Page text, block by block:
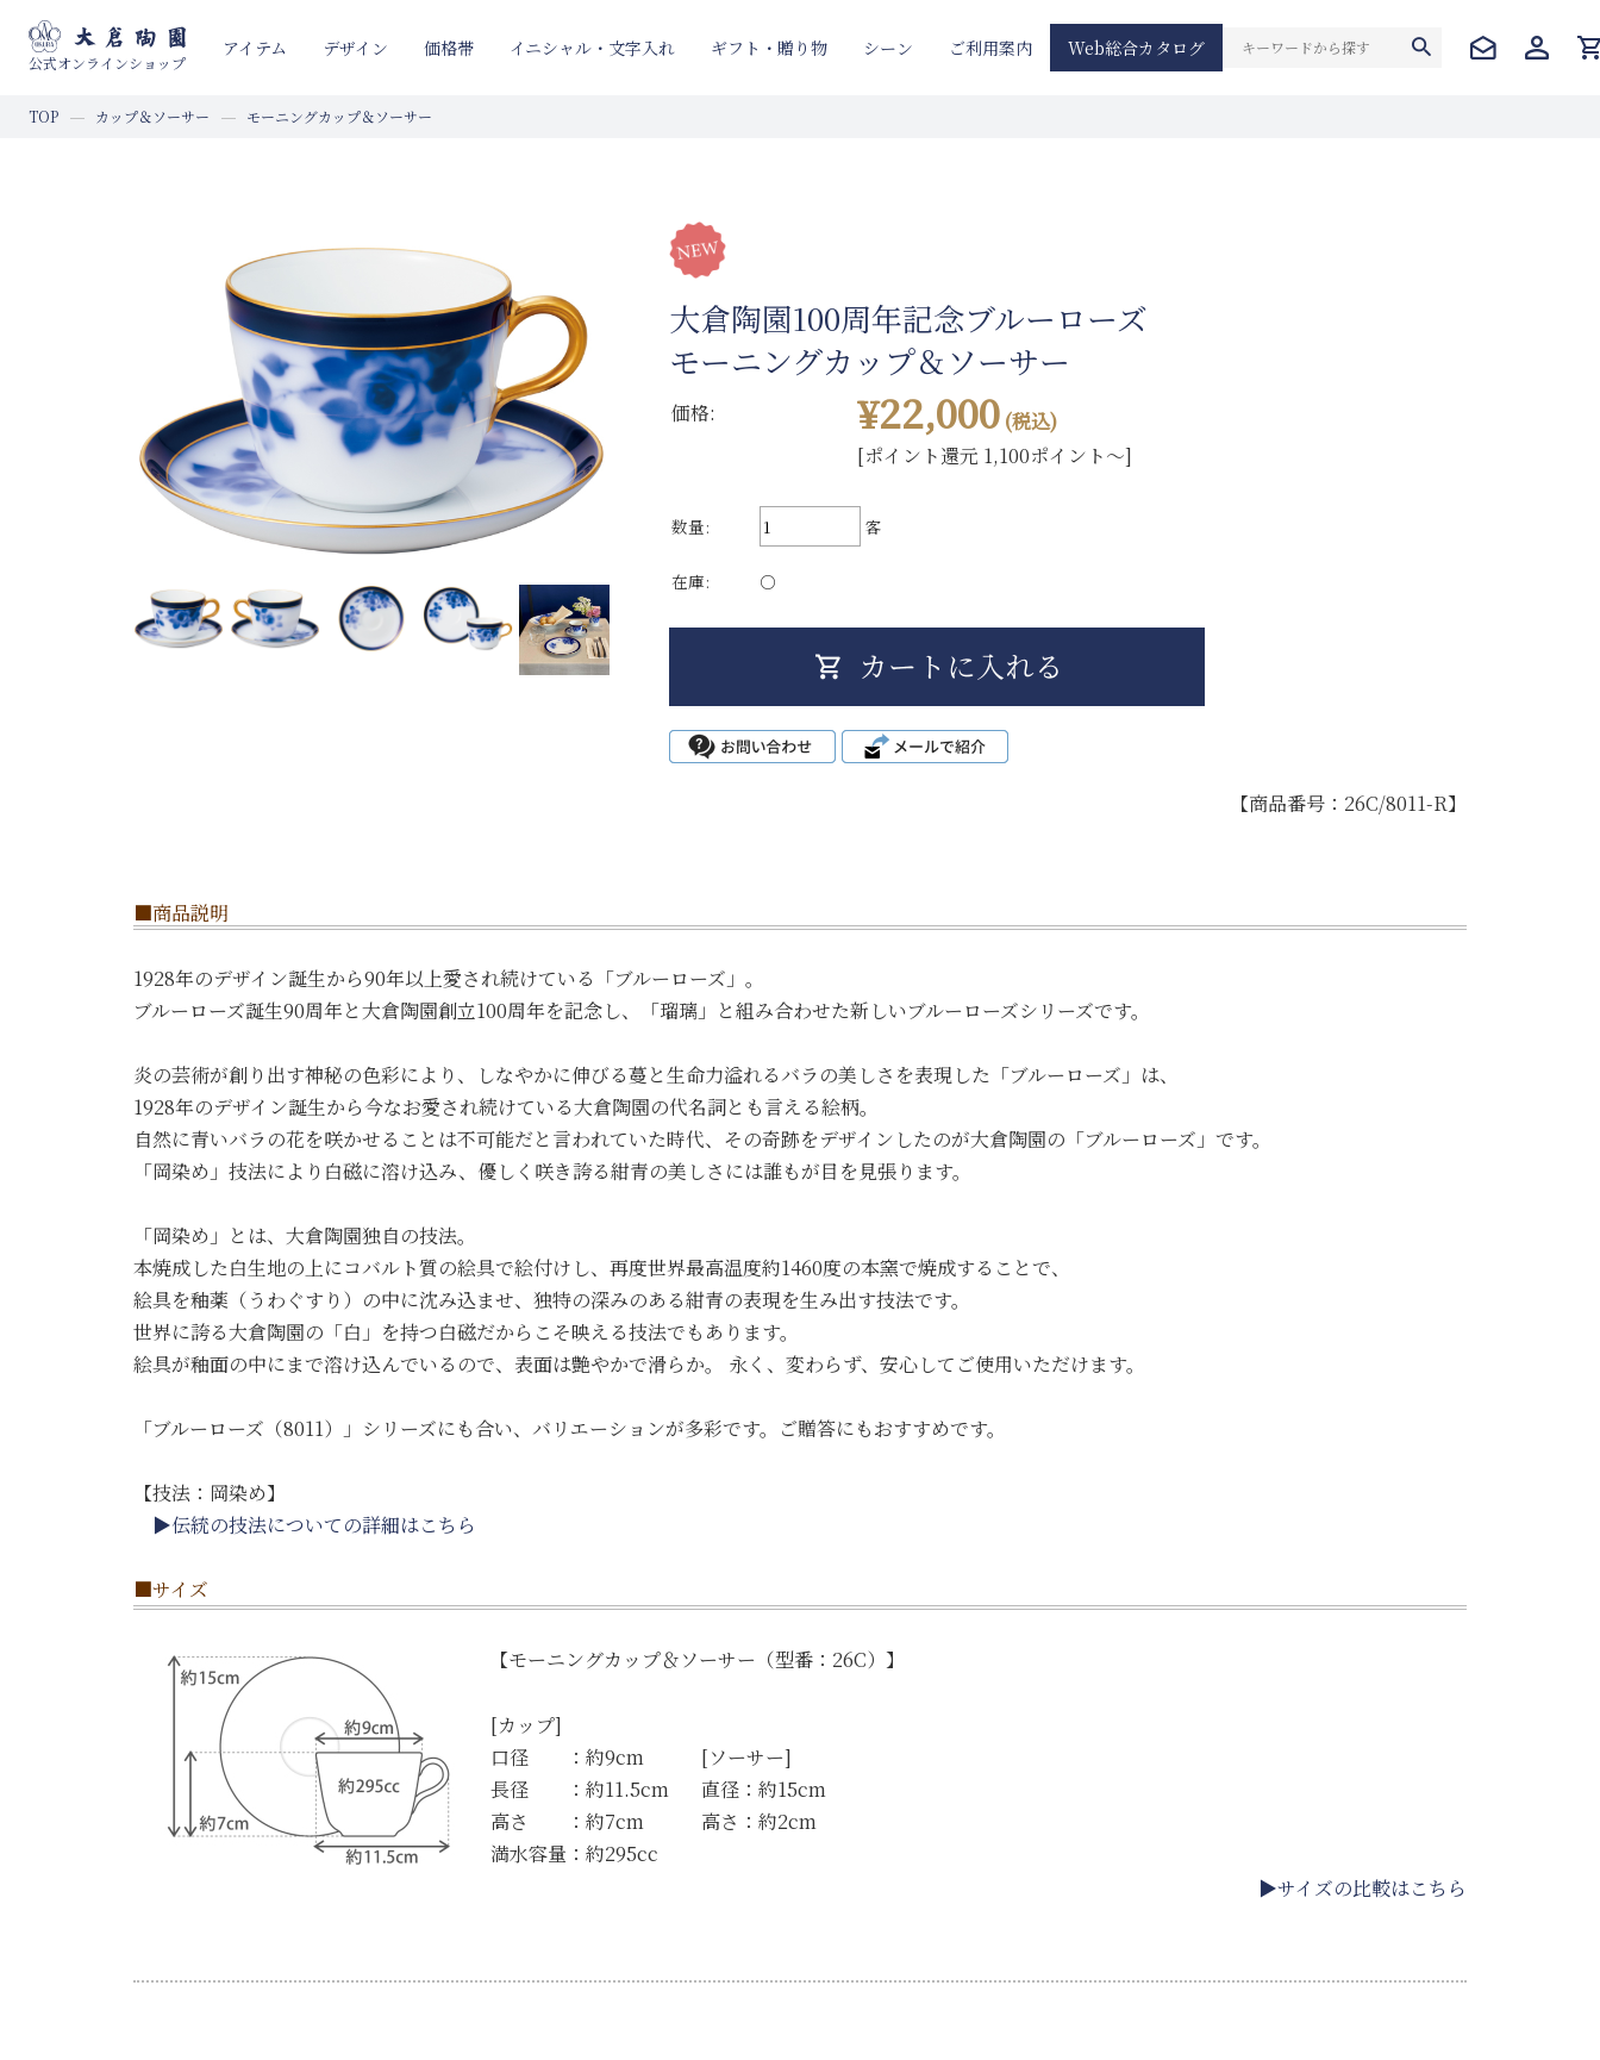
公式オンラインショップ
アイテム デザイン 価格帯 イニシャル・文字入れ ギフト・贈り物 シーン ご利用案内 Web総合カタログ
TOP カップ＆ソーサー モーニングカップ＆ソーサー
大倉陶園100周年記念ブルーローズ
モーニングカップ＆ソーサー
価格: ¥22,000 (税込)
[ポイント還元 1,100ポイント～]
数量: 客
在庫: ○
【商品番号：26C/8011-R】
■商品説明
1928年のデザイン誕生から90年以上愛され続けている「ブルーローズ」。
ブルーローズ誕生90周年と大倉陶園創立100周年を記念し、「瑠璃」と組み合わせた新しいブルーローズシリーズです。
炎の芸術が創り出す神秘の色彩により、しなやかに伸びる蔓と生命力溢れるバラの美しさを表現した「ブルーローズ」は、
1928年のデザイン誕生から今なお愛され続けている大倉陶園の代名詞とも言える絵柄。
自然に青いバラの花を咲かせることは不可能だと言われていた時代、その奇跡をデザインしたのが大倉陶園の「ブルーローズ」です。
「岡染め」技法により白磁に溶け込み、優しく咲き誇る紺青の美しさには誰もが目を見張ります。
「岡染め」とは、大倉陶園独自の技法。
本焼成した白生地の上にコバルト質の絵具で絵付けし、再度世界最高温度約1460度の本窯で焼成することで、
絵具を釉薬（うわぐすり）の中に沈み込ませ、独特の深みのある紺青の表現を生み出す技法です。
世界に誇る大倉陶園の「白」を持つ白磁だからこそ映える技法でもあります。
絵具が釉面の中にまで溶け込んでいるので、表面は艶やかで滑らか。 永く、変わらず、安心してご使用いただけます。
「ブルーローズ（8011）」シリーズにも合い、バリエーションが多彩です。ご贈答にもおすすめです。
【技法：岡染め】
▶伝統の技法についての詳細はこちら
■サイズ
【モーニングカップ＆ソーサー（型番：26C）】
[カップ]
口径 ：約9cm
長径 ：約11.5cm
高さ ：約7cm
満水容量：約295cc
[ソーサー]
直径：約15cm
高さ：約2cm
▶サイズの比較はこちら